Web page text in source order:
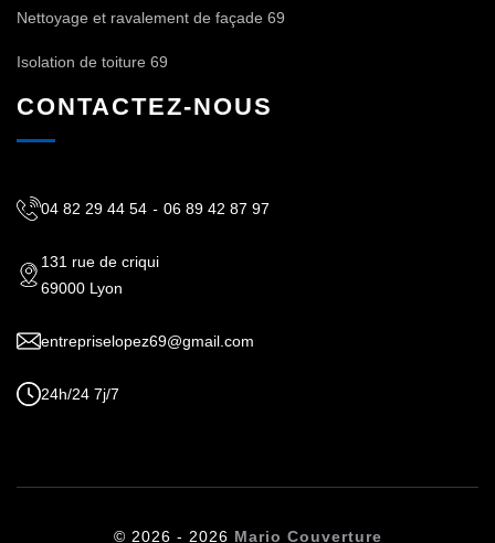
Nettoyage et ravalement de façade 69
Isolation de toiture 69
CONTACTEZ-NOUS
04 82 29 44 54 - 06 89 42 87 97
131 rue de criqui
69000 Lyon
entrepriselopez69@gmail.com
24h/24 7j/7
© 2026 - 2026 Mario Couverture